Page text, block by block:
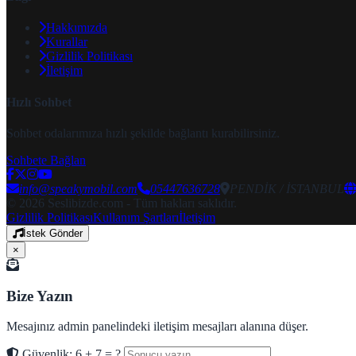
Hakkımızda
Kurallar
Gizlilik Politikası
İletişim
Hızlı Sohbet
Sohbet odalarımıza hızlı şekilde bağlantı kurabilirsiniz.
Sohbete Bağlan
info@speakymobil.com 05447636728 PENDİK / İSTANBUL
© 2026 Seslibizde.com - Tüm hakları saklıdır.
Gizlilik PolitikasıKullanım Şartlarıİletişim
İstek Gönder
×
Bize Yazın
Mesajınız admin panelindeki iletişim mesajları alanına düşer.